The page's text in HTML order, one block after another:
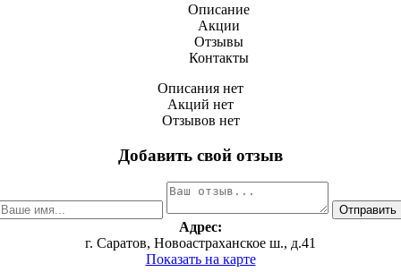
Описание
Акции
Отзывы
Контакты
Описания нет
Акций нет
Отзывов нет
Добавить свой отзыв
Адрес:
г. Саратов, Новоастраханское ш., д.41
Показать на карте